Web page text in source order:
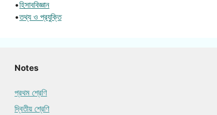
•হিসাববিজ্ঞান
•তথ্য ও প্রযুক্তি
Notes
প্রথম শ্রেণি
দ্বিতীয় শ্রেণি